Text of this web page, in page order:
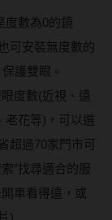
度數為0的鏡
可安裝無度數的
護雙眼。
度數(近視、遠
老花等)，可以選
超過70家門市可
”找尋適合的服
車看得遠，或